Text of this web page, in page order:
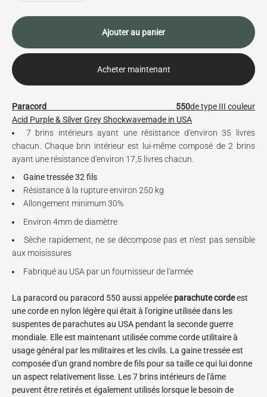
Ajouter au panier
Acheter maintenant
Paracord 550de type III couleur
Acid Purple & Silver Grey Shockwavemade in USA
7 brins intérieurs ayant une résistance d'environ 35 livres
chacun. Chaque brin intérieur est lui-même composé de 2 brins
ayant une résistance d'environ 17,5 livres chacun.
Gaine tressée 32 fils
Résistance à la rupture environ 250 kg
Allongement minimum 30%
Environ 4mm de diamètre
Sèche rapidement, ne se décompose pas et n'est pas sensible
aux moisissures
Fabriqué au USA par un fournisseur de l'armée
La paracord ou paracord 550 aussi appelée parachute cordeest
une corde en nylon légère qui était à l'origine utilisée dans les
suspentes de parachutes au USA pendant la seconde guerre
mondiale. Elle est maintenant utilisée comme corde utilitaire à
usage général par les militaires et les civils. La gaine tressée est
composée d'un grand nombre de fils pour sa taille ce qui lui donne
un aspect relativement lisse. Les 7 brins intérieurs de l'âme
peuvent être retirés et également utilisés lorsque le besoin de